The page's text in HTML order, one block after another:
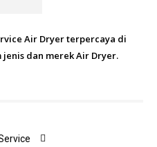
Air Dryer terpercaya di
jenis dan merek Air Dryer.